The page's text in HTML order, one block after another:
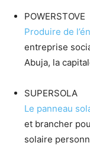
POWERSTOVE
Produire de
entreprise
Abuja, la
SUPERSOLA
Le panneau
et brancher
solaire